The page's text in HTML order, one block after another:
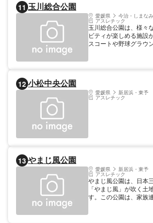
するのに最適です。ま
生広場があり、親子で
水辺で楽しむことができます。
便利で、JR徳島線「阿
15分で到着します。山
11 玉川総合公園
愛媛県 今治・しまな
アスレチック
玉川総合公園は、様々
ビティが楽しめる施設
スコートや野球グラウ
お子様連れの家族には
たちを楽しませるでし
方ができる玉川総合公
かけしてみてください
12 小松中央公園
愛媛県 新居浜・東予
アスレチック
13 やまじ風公園
愛媛県 新居浜・東予
アスレチック
やまじ風公園は、日本
「やまじ風」が吹く土
す。この公園は、家族